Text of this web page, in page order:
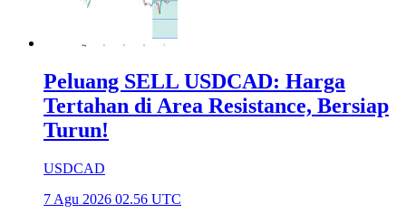
Peluang SELL USDCAD: Harga
Tertahan di Area Resistance, Bersiap
Turun!
USDCAD
7 Agu 2026 02.56 UTC